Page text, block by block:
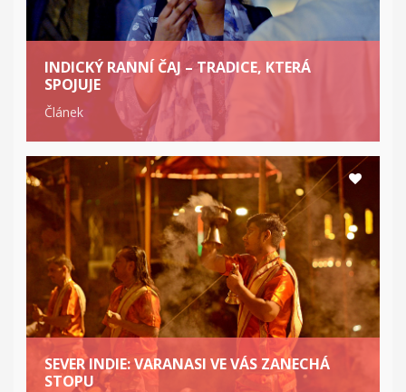
INDICKÝ RANNÍ ČAJ – TRADICE, KTERÁ
SPOJUJE
Článek
SEVER INDIE: VARANASI VE VÁS ZANECHÁ
STOPU